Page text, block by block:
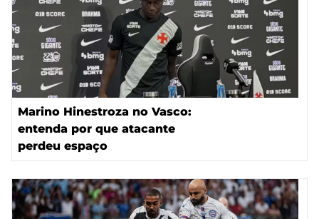
Marino Hinestroza no Vasco:
entenda por que atacante
perdeu espaço